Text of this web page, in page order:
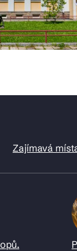
Zajímavá